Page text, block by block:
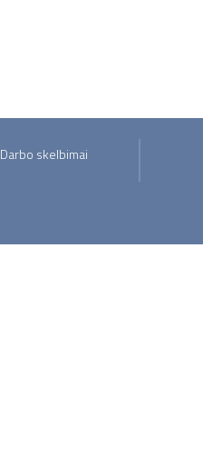
Darbo skelbimai